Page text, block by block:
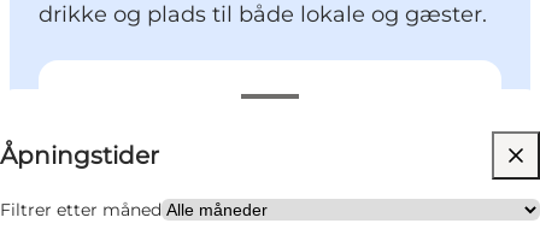
drikke og plads til både lokale og gæster.
Åpningstider
Filtrer etter måned
Besøk nettside
Venner, Min partner